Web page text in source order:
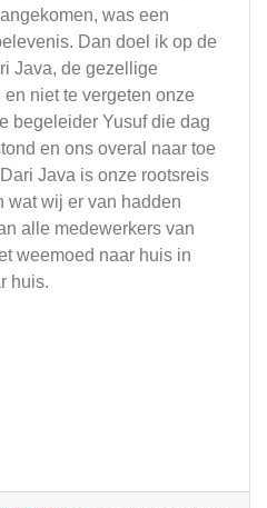
was een
Dan doel ik op de
Java, de gezellige
niet te vergeten onze
begeleider Yusuf die dag
en ons overal naar toe
Java is onze rootsreis
wat wij er van hadden
alle medewerkers van
weemoed naar huis in
huis.